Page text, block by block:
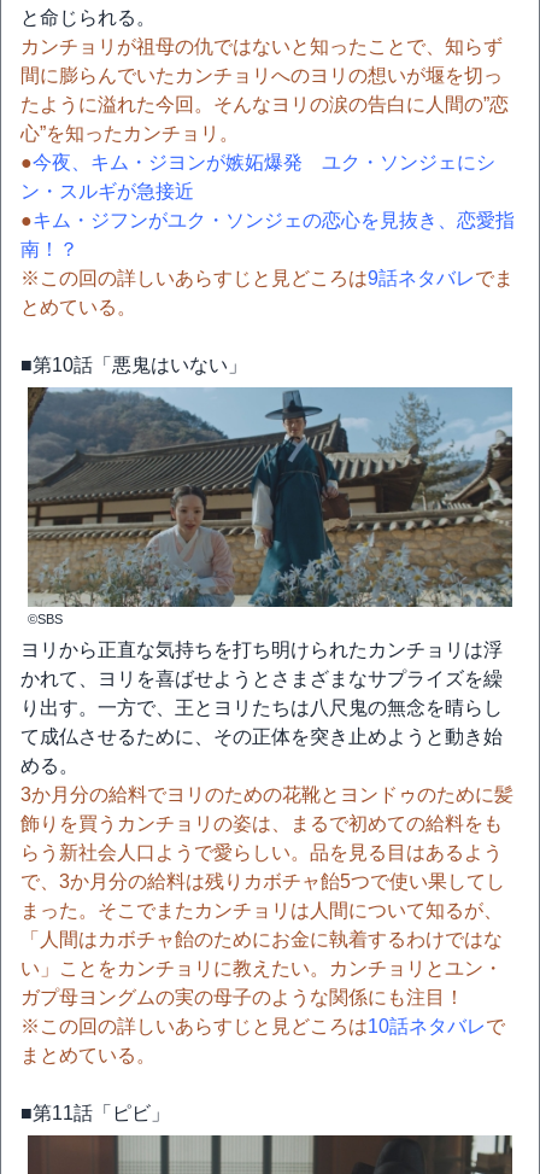
と命じられる。
カンチョリが祖母の仇ではないと知ったことで、知らず
間に膨らんでいたカンチョリへのヨリの想いが堰を切っ
たように溢れた今回。そんなヨリの涙の告白に人間の”恋
心”を知ったカンチョリ。
●今夜、キム・ジヨンが嫉妬爆発 ユク・ソンジェにシ
ン・スルギが急接近
●キム・ジフンがユク・ソンジェの恋心を見抜き、恋愛指
南！？
※この回の詳しいあらすじと見どころは9話ネタバレでま
とめている。
■第10話「悪鬼はいない」
©SBS
ヨリから正直な気持ちを打ち明けられたカンチョリは浮
かれて、ヨリを喜ばせようとさまざまなサプライズを繰
り出す。一方で、王とヨリたちは八尺鬼の無念を晴らし
て成仏させるために、その正体を突き止めようと動き始
める。
3か月分の給料でヨリのための花靴とヨンドゥのために髪
飾りを買うカンチョリの姿は、まるで初めての給料をも
らう新社会人口ようで愛らしい。品を見る目はあるよう
で、3か月分の給料は残りカボチャ飴5つで使い果してし
まった。そこでまたカンチョリは人間について知るが、
「人間はカボチャ飴のためにお金に執着するわけではな
い」ことをカンチョリに教えたい。カンチョリとユン・
ガプ母ヨングムの実の母子のような関係にも注目！
※この回の詳しいあらすじと見どころは10話ネタバレで
まとめている。
■第11話「ピビ」